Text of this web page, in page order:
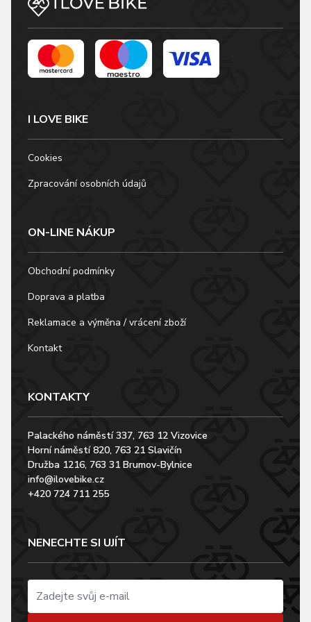
I LOVE BIKE
Cookies
Zpracování osobních údajů
ON-LINE NÁKUP
Obchodní podmínky
Doprava a platba
Reklamace a výměna / vrácení zboží
Kontakt
KONTAKTY
Palackého náměstí 337, 763 12 Vizovice
Horní náměstí 820, 763 21 Slavičín
Družba 1216, 763 31 Brumov-Bylnice
info@ilovebike.cz
+420 724 711 255
NENECHTE SI UJÍT